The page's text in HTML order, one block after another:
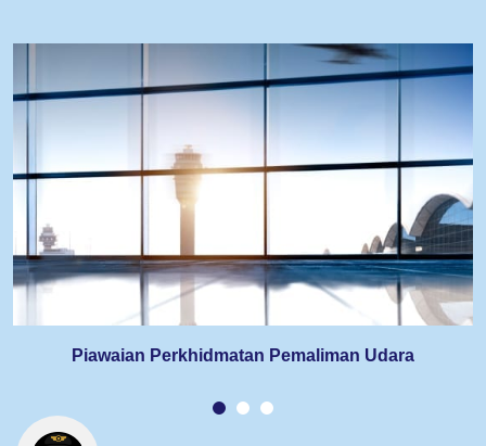
Piawaian Perkhidmatan Pemaliman Udara